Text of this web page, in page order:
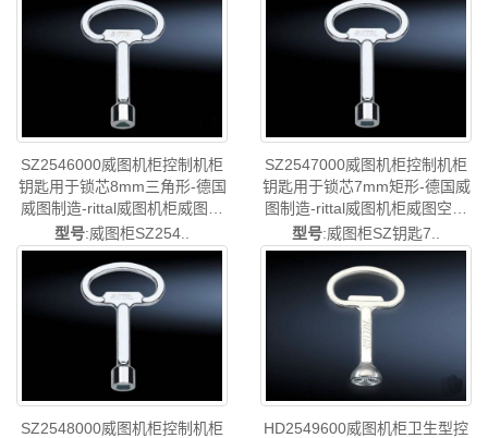
SZ2545.000
SZ2546000威图机柜控制机柜
钥匙用于锁芯8mm三角形-德国
威图制造-rittal威图机柜威图空
调维修威图电柜威图风扇威图
PDU威图配件威图售后
SZ2546.000
型号:威图柜SZ254..
SZ2547000威图机柜控制机柜
钥匙用于锁芯7mm矩形-德国威
图制造-rittal威图机柜威图空调
维修威图电柜威图风扇威图
PDU威图配件威图售后
SZ2547.000
型号:威图柜SZ钥匙7..
SZ2548000威图机柜控制机柜
HD2549600威图机柜卫生型控